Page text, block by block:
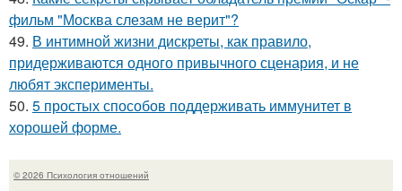
фильм "Москва слезам не верит"?
49. В интимной жизни дискреты, как правило,
придерживаются одного привычного сценария, и не
любят эксперименты.
50. 5 простых способов поддерживать иммунитет в
хорошей форме.
© 2026 Психология отношений